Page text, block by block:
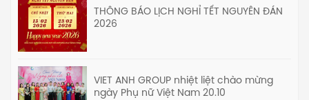
THÔNG BÁO LỊCH NGHỈ TẾT NGUYÊN ĐÁN
2026
VIET ANH GROUP nhiệt liệt chào mừng
ngày Phụ nữ Việt Nam 20.10